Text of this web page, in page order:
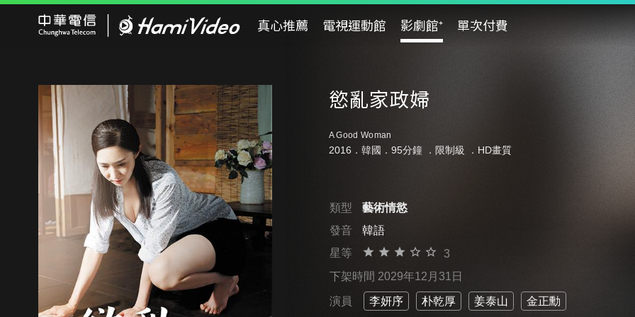
真心推薦 電視運動館 影劇館⁺ 單次付費
慾亂家政婦
A Good Woman
2016．韓國．95分鐘 ． 限制級 ．HD畫質
類型
藝術情慾
發音
韓語
星等
3
下架時間 2029年12月31日
演員 李妍序 朴乾厚 姜泰山 金正勳